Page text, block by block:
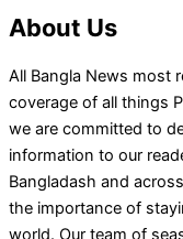
About Us
All Bangla News most
coverage of all things
we are committed to
information to our
Bangladash and
the importance of
world. Our team of